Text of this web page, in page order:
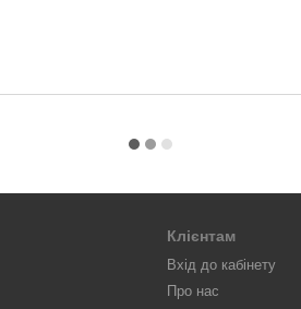
Клієнтам
Вхід до кабінету
Про нас